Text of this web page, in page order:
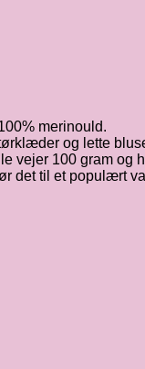
merinould.
og lette
vejer 100 gram
det til et populært